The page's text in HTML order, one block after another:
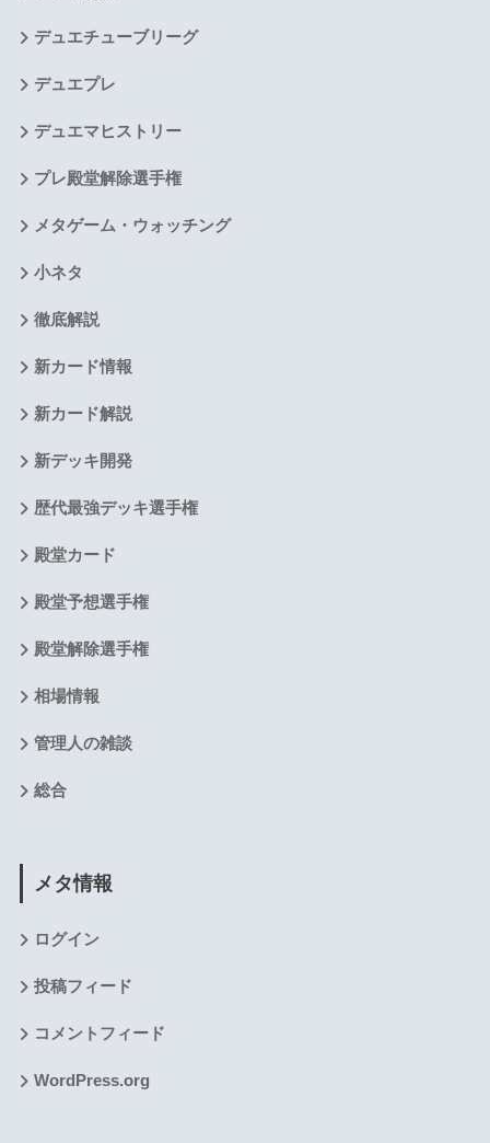
デュエチューブリーグ
デュエプレ
デュエマヒストリー
プレ殿堂解除選手権
メタゲーム・ウォッチング
小ネタ
徹底解説
新カード情報
新カード解説
新デッキ開発
歴代最強デッキ選手権
殿堂カード
殿堂予想選手権
殿堂解除選手権
相場情報
管理人の雑談
総合
メタ情報
ログイン
投稿フィード
コメントフィード
WordPress.org